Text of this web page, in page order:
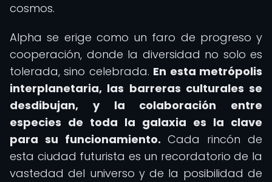
cosmos.
Alpha se erige como un faro de progreso y
cooperación, donde la diversidad no solo es
tolerada, sino celebrada. En esta metrópolis
interplanetaria, las barreras culturales se
desdibujan, y la colaboración entre
especies de toda la galaxia es la clave
para su funcionamiento. Cada rincón de
esta ciudad futurista es un recordatorio de la
vastedad del universo y de la posibilidad de